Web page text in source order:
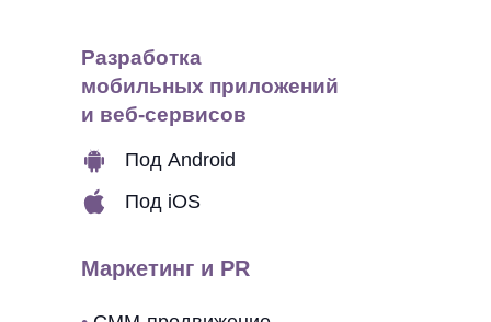
Маркетинг и PR
Разработка
мобильных приложений
и веб-сервисов
Под Android
Под iOS